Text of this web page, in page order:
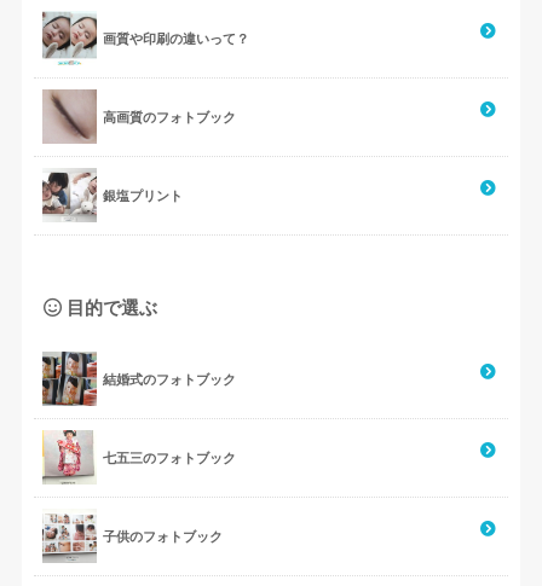
画質や印刷の違いって？
高画質のフォトブック
銀塩プリント
目的で選ぶ
結婚式のフォトブック
七五三のフォトブック
子供のフォトブック